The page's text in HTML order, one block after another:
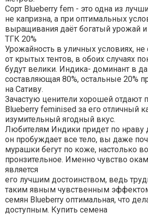
Сорт Blueberry fem - это одна из
не капризна, а при оптимальных
выращивания даёт богатый урожай
ТГК 20%
Урожайность в уличных условиях, не
от крытых тентов, в обоих случаях
будут велики. Индика- доминант в
составляющая 80%, остальные 20%
на Сативу.
Зачастую ценители хорошей отдают
Blueberry feminised за его отличный
изумительный ягодный вкус.
Любителям Индики придет по нраву
он пробуждает все тело, вы даже
мурашки бегут по коже, настолько
пронзительное. Именно чувство
является
его лучшим достоинством, ведь
таким явным чувственным
семян Blueberry оптимальная, что
доступным. Купить семена